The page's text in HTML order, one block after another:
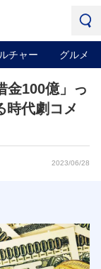
チャー グルメ
100億」っ
代劇コメ
2023/06/28